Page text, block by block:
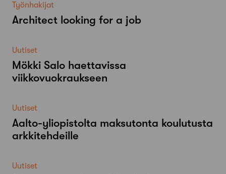
Työnhakijat
Architect looking for a job
Uutiset
Mökki Salo haettavissa
viikkovuokraukseen
Uutiset
Aalto-​yliopistolta maksutonta koulutusta
arkkitehdeille
Uutiset